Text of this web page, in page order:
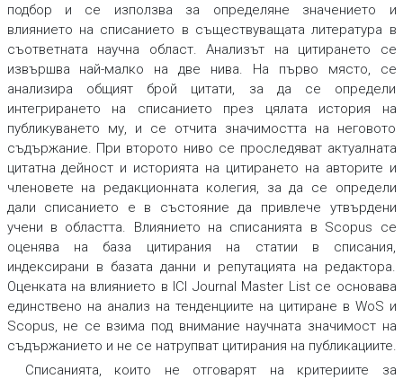
подбор и се използва за определяне значението и
влиянието на списанието в съществуващата литература в
съответната научна област. Анализът на цитирането се
извършва най-малко на две нива. На първо място, се
анализира общият брой цитати, за да се определи
интегрирането на списанието през цялата история на
публикуването му, и се отчита значимостта на неговото
съдържание. При второто ниво се проследяват актуалната
цитатна дейност и историята на цитирането на авторите и
членовете на редакционната колегия, за да се определи
дали списанието е в състояние да привлече утвърдени
учени в областта. Влиянието на списанията в Scopus се
оценява на база цитирания на статии в списания,
индексирани в базата данни и репутацията на редактора.
Оценката на влиянието в ICI Journal Master Listсе основава
единствено на анализ на тенденциите на цитиране в WoS и
Scopus, не се взима под внимание научната значимост на
съдържанието и не се натрупват цитирания на публикациите.
Списанията, които не отговарят на критериите за